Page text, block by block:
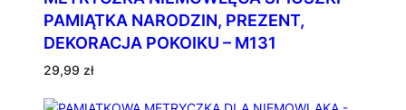
PAMIĄTKA NARODZIN, PREZENT,
DEKORACJA POKOIKU – M131
29,99 zł